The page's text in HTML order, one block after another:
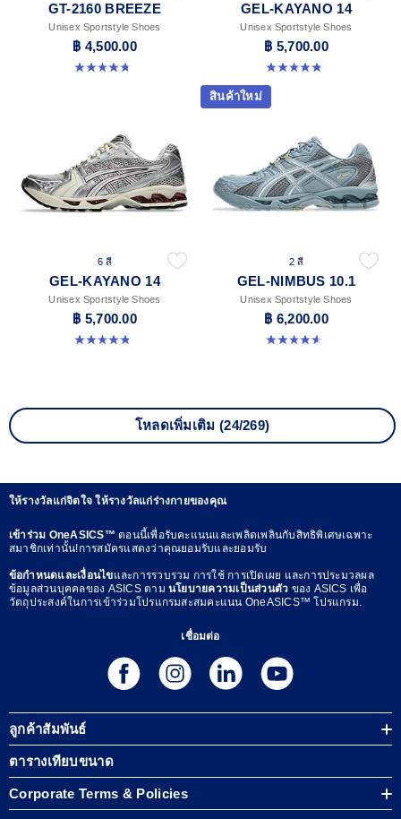
GT-2160 BREEZE
Unisex Sportstyle Shoes
฿ 4,500.00
4.8 จาก 5 ดาว 12 รีวิว
GEL-KAYANO 14
Unisex Sportstyle Shoes
฿ 5,700.00
4.8 จาก 5 ดาว 111 รีวิว
6 สี
GEL-KAYANO 14
Unisex Sportstyle Shoes
฿ 5,700.00
4.8 จาก 5 ดาว 111 รีวิว
สินค้าใหม่
2 สี
GEL-NIMBUS 10.1
Unisex Sportstyle Shoes
฿ 6,200.00
4.6 จาก 5 ดาว 30 รีวิว
โหลดเพิ่มเติม (24/269)
ให้รางวัลแก่จิตใจ ให้รางวัลแก่ร่างกายของคุณ
เข้าร่วม OneASICS™ตอนนี้เพื่อรับคะแนนและเพลิดเพลินกับสิทธิพิเศษเฉพาะ
สมาชิกเท่านั้น!การสมัครแสดงว่าคุณยอมรับและยอมรับ
ข้อกำหนดและเงื่อนไขและการรวบรวม การใช้ การเปิดเผย และการประมวลผล
ข้อมูลส่วนบุคคลของ ASICS ตาม นโยบายความเป็นส่วนตัว ของ ASICS เพื่อ
วัตถุประสงค์ในการเข้าร่วมโปรแกรมสะสมคะแนน OneASICS™ โปรแกรม.
เชื่อมต่อ
ลูกค้าสัมพันธ์
ตารางเทียบขนาด
Corporate Terms & Policies